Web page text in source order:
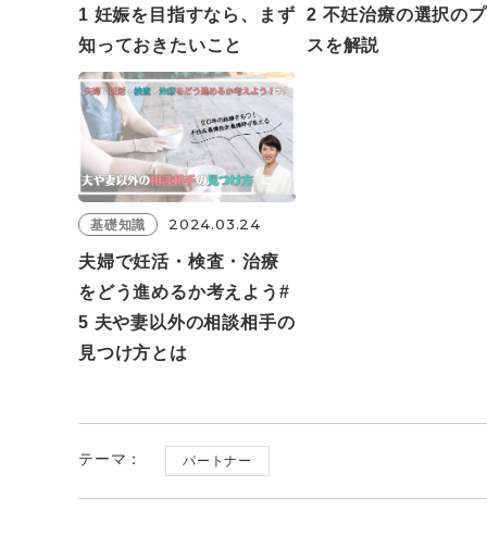
1 妊娠を目指すなら、まず
知っておきたいこと
2 不妊治療の選択の
スを解説
基礎知識 2024.03.24
夫婦で妊活・検査・治療
をどう進めるか考えよう#
5 夫や妻以外の相談相手の
見つけ方とは
テーマ： パートナー